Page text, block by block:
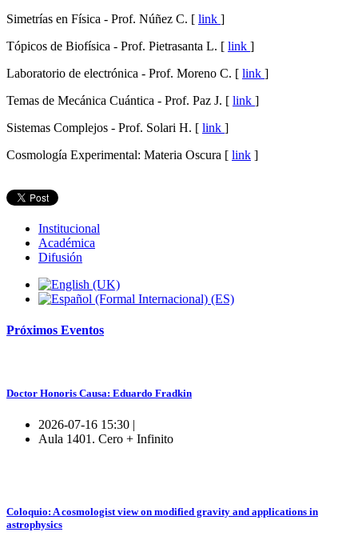
Simetrías en Física - Prof. Núñez C. [ link ]
Tópicos de Biofísica - Prof. Pietrasanta L. [ link ]
Laboratorio de electrónica - Prof. Moreno C. [ link ]
Temas de Mecánica Cuántica - Prof. Paz J. [ link ]
Sistemas Complejos - Prof. Solari H. [ link ]
Cosmología Experimental: Materia Oscura [ link ]
Institucional
Académica
Difusión
Próximos Eventos
Doctor Honoris Causa: Eduardo Fradkin
2026-07-16 15:30 |
Aula 1401. Cero + Infinito
Coloquio: A cosmologist view on modified gravity and applications in
astrophysics